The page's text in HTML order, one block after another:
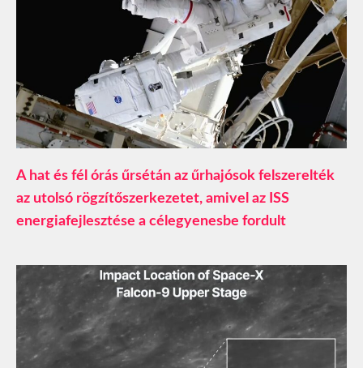
A hat és fél órás űrsétán az űrhajósok felszerelték
az utolsó rögzítőszerkezetet, amivel az ISS
energiafejlesztése a célegyenesbe fordult